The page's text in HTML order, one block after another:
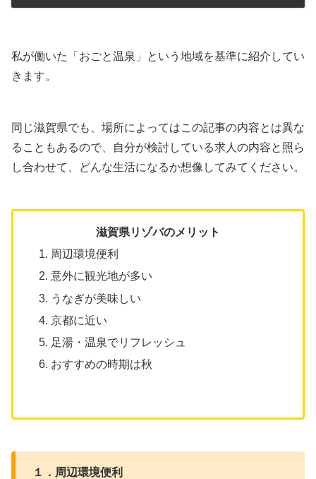
私が働いた「おごと温泉」という地域を基準に紹介してい
きます。
同じ滋賀県でも、場所によってはこの記事の内容とは異な
ることもあるので、自分が検討している求人の内容と照ら
し合わせて、どんな生活になるか想像してみてください。
滋賀県リゾバのメリット
周辺環境便利
意外に観光地が多い
うなぎが美味しい
京都に近い
足湯・温泉でリフレッシュ
おすすめの時期は秋
１．周辺環境便利